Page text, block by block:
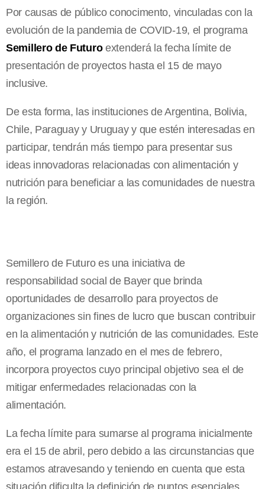
Por causas de público conocimento, vinculadas con la
evolución de la pandemia de COVID-19, el programa
Semillero de Futuroextenderá la fecha límite de
presentación de proyectos hasta el 15 de mayo
inclusive.
De esta forma, las instituciones de Argentina, Bolivia,
Chile, Paraguay y Uruguay y que estén interesadas en
participar, tendrán más tiempo para presentar sus
ideas innovadoras relacionadas con alimentación y
nutrición para beneficiar a las comunidades de nuestra
la región.
Semillero de Futuro es una iniciativa de
responsabilidad social de Bayer que brinda
oportunidades de desarrollo para proyectos de
organizaciones sin fines de lucro que buscan contribuir
en la alimentación y nutrición de las comunidades. Este
año, el programa lanzado en el mes de febrero,
incorpora proyectos cuyo principal objetivo sea el de
mitigar enfermedades relacionadas con la
alimentación.
La fecha límite para sumarse al programa inicialmente
era el 15 de abril, pero debido a las circunstancias que
estamos atravesando y teniendo en cuenta que esta
situación dificulta la definición de puntos esenciales